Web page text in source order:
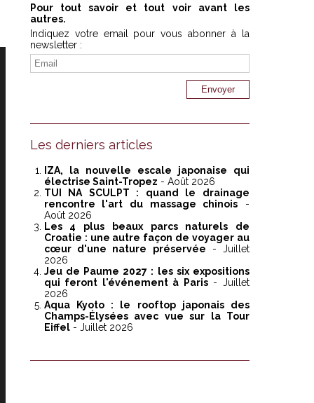
Pour tout savoir et tout voir avant les
autres.
Indiquez votre email pour vous abonner à la
newsletter :
Les derniers articles
IZA, la nouvelle escale japonaise qui
électrise Saint-Tropez - Août 2026
TUI NA SCULPT : quand le drainage
rencontre l'art du massage chinois -
Août 2026
Les 4 plus beaux parcs naturels de
Croatie : une autre façon de voyager au
cœur d'une nature préservée - Juillet
2026
Jeu de Paume 2027 : les six expositions
qui feront l'événement à Paris- Juillet
2026
Aqua Kyoto : le rooftop japonais des
Champs-Élysées avec vue sur la Tour
Eiffel- Juillet 2026